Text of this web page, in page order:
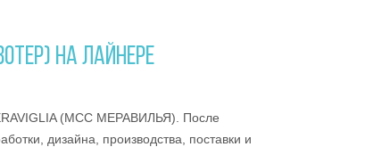
НА ЛАЙНЕРЕ
(МСС МЕРАВИЛЬЯ). После
дизайна, производства, поставки и